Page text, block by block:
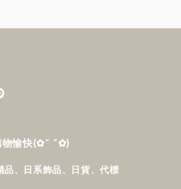
物愉快‎(✿˘ ˘✿)
、日系飾品、日貨、代標